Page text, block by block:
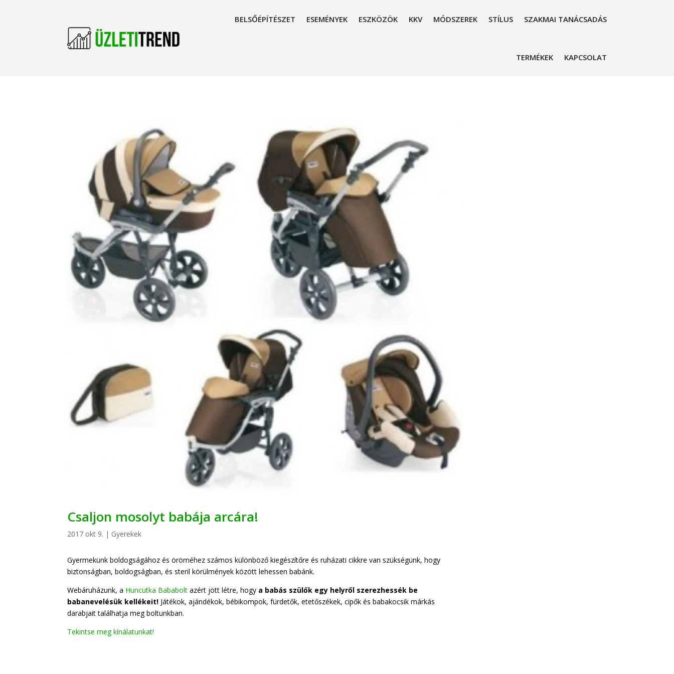
BELSŐÉPÍTÉSZET ESEMÉNYEK ESZKÖZÖK KKV MÓDSZEREK STÍLUS SZAKMAI TANÁCSADÁS
TERMÉKEK KAPCSOLAT
Csaljon mosolyt babája arcára!
2017 okt 9. | Gyerekek
Gyermekünk boldogságához és öröméhez számos különböző kiegészítőre és ruházati cikkre van szükségünk, hogy
biztonságban, boldogságban, és steril körülmények között lehessen babánk.
Webáruházunk, a Huncutka Bababolt azért jött létre, hogy a babás szülők egy helyről szerezhessék be
babanevelésük kellékeit! Játékok, ajándékok, bébikompok, fürdetők, etetőszékek, cipők és babakocsik márkás
darabjait találhatja meg boltunkban.
Tekintse meg kínálatunkat!